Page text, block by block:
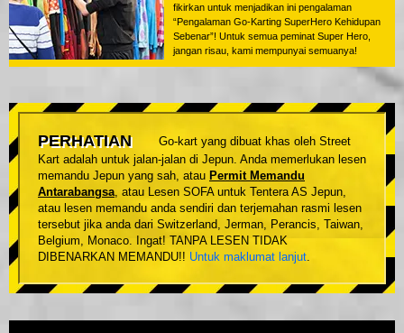
fikirkan untuk menjadikan ini pengalaman
“Pengalaman Go-Karting SuperHero Kehidupan
Sebenar”! Untuk semua peminat Super Hero,
jangan risau, kami mempunyai semuanya!
PERHATIAN
Go-kart yang dibuat khas oleh Street
Kart adalah untuk jalan-jalan di Jepun. Anda memerlukan lesen
memandu Jepun yang sah, atau Permit Memandu
Antarabangsa, atau Lesen SOFA untuk Tentera AS Jepun,
atau lesen memandu anda sendiri dan terjemahan rasmi lesen
tersebut jika anda dari Switzerland, Jerman, Perancis, Taiwan,
Belgium, Monaco. Ingat! TANPA LESEN TIDAK
DIBENARKAN MEMANDU!! Untuk maklumat lanjut.